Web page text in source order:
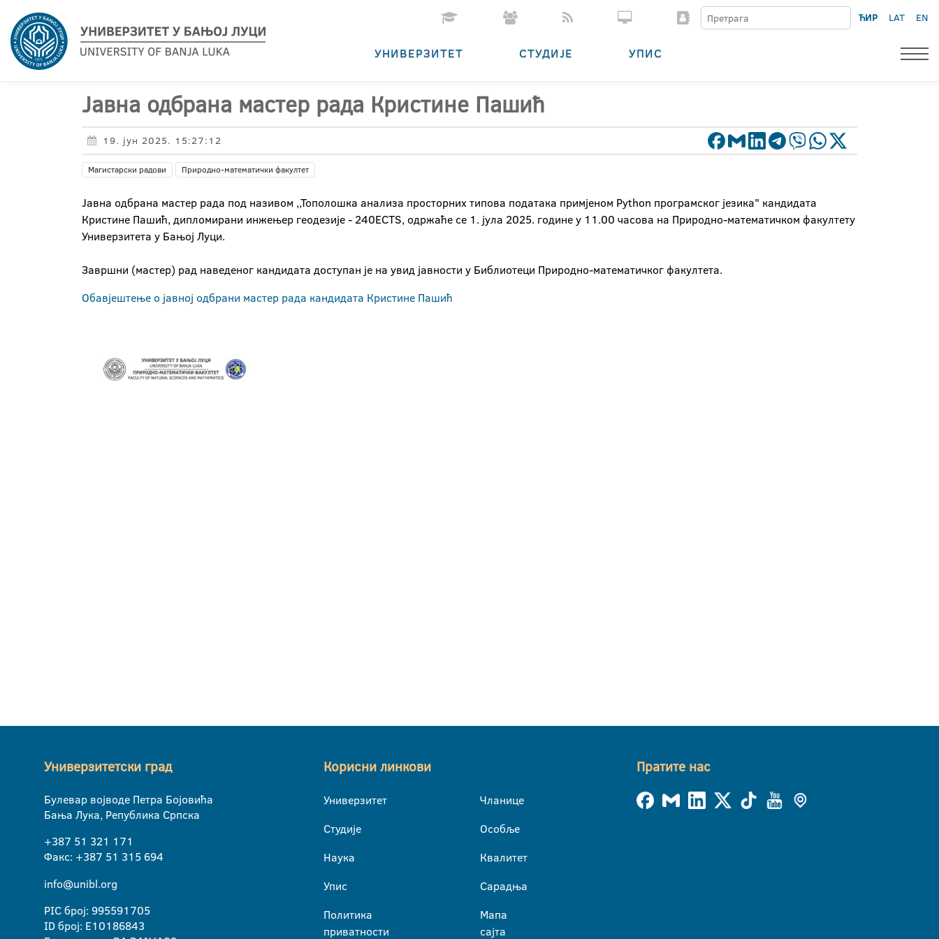
ЋИР LAT EN
УНИВЕРЗИТЕТ СТУДИЈЕ УПИС
Јавна одбрана мастер рада Кристине Пашић
19. јун 2025. 15:27:12
Магистарски радови Природно-математички факултет
Јавна одбрана мастер рада под називом ,,Тополошка анализа просторних типова података примјеном Python програмског језика" кандидата
Кристине Пашић, дипломирани инжењер геодезије - 240ECTS, одржаће се 1. јула 2025. године у 11.00 часова на Природно-математичком факултету
Универзитета у Бањој Луци.
Завршни (мастер) рад наведеног кандидата доступан је на увид јавности у Библиотеци Природно-математичког факултета.
Обавјештење о јавној одбрани мастер рада кандидата Кристине Пашић
Универзитетски град
Булевар војводе Петра Бојовића
Бања Лука, Република Српска
+387 51 321 171
Факс: +387 51 315 694
info@unibl.org
PIC број: 995591705
ID број: E10186843
Корисни линкови
Универзитет
Студије
Наука
Упис
Политика
приватности
Чланице
Особље
Квалитет
Сарадња
Мапа
сајта
Пратите нас